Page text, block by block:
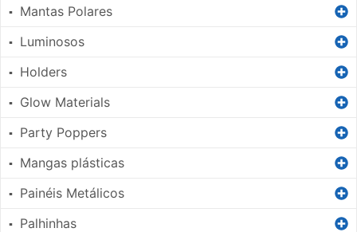
▪ Mantas Polares
▪ Luminosos
▪ Holders
▪ Glow Materials
▪ Party Poppers
▪ Mangas plásticas
▪ Painéis Metálicos
▪ Palhinhas